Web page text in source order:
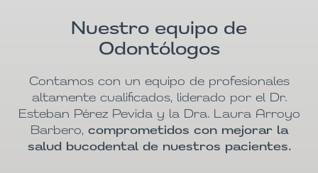
Nuestro equipo de
Odontólogos
Contamos con un equipo de profesionales
altamente cualificados, liderado por el Dr.
Esteban Pérez Pevida y la Dra. Laura Arroyo
Barbero, comprometidos con mejorar la
salud bucodental de nuestros pacientes.